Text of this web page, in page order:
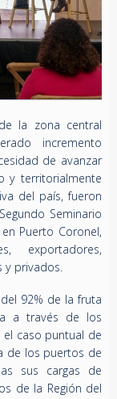
la zona central
incremento
de avanzar
y territorialmente
del país, fueron
Seminario
Puerto Coronel,
exportadores,
y privados.
92% de la fruta
a través de los
caso puntual de
de los puertos de
sus cargas de
de la Región del